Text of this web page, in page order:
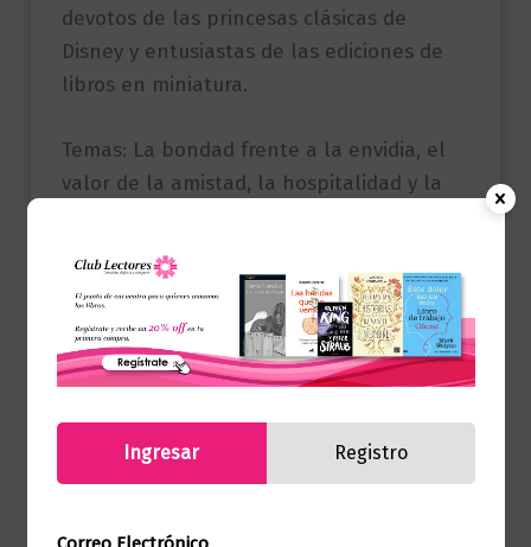
devotos de las princesas clásicas de
Disney y entusiastas de las ediciones de
libros en miniatura.
Temas: La bondad frente a la envidia, el
valor de la amistad, la hospitalidad y la
Detalles: Autor: Disney | Género:
Literatura Infantil / Cuentos de Hadas /
Formato Miniatura | N° páginas: 32 |
Dimensiones: 4.5 x 6 cm | Encuadernación:
Productos relacionados
Ingresar Registro